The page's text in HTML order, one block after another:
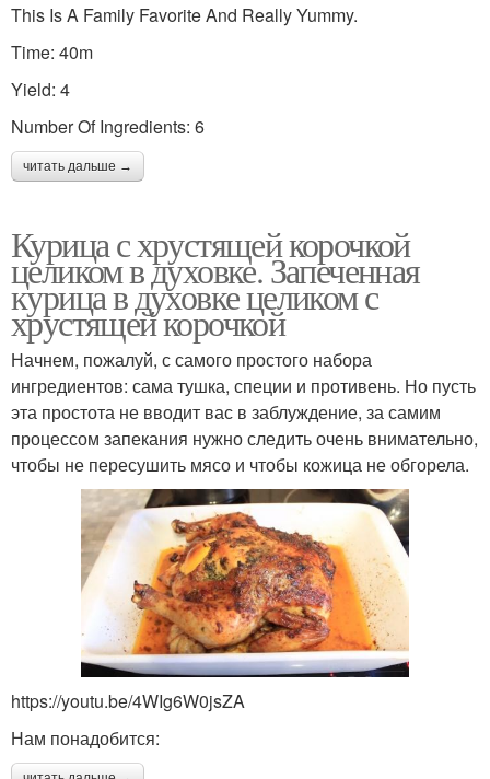
This Is A Family Favorite And Really Yummy.
Time: 40m
Yield: 4
Number Of Ingredients: 6
читать дальше →
Курица с хрустящей корочкой
целиком в духовке. Запеченная
курица в духовке целиком с
хрустящей корочкой
Начнем, пожалуй, с самого простого набора
ингредиентов: сама тушка, специи и противень. Но пусть
эта простота не вводит вас в заблуждение, за самим
процессом запекания нужно следить очень внимательно,
чтобы не пересушить мясо и чтобы кожица не обгорела.
https://youtu.be/4WIg6W0jsZA
Нам понадобится: